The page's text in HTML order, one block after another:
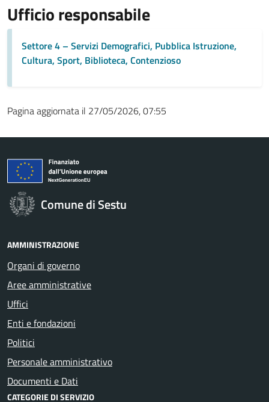
Ufficio responsabile
Settore 4 – Servizi Demografici, Pubblica Istruzione,
Cultura, Sport, Biblioteca, Contenzioso
Pagina aggiornata il 27/05/2026, 07:55
Comune di Sestu
AMMINISTRAZIONE
Organi di governo
Aree amministrative
Uffici
Enti e fondazioni
Politici
Personale amministrativo
Documenti e Dati
CATEGORIE DI SERVIZIO